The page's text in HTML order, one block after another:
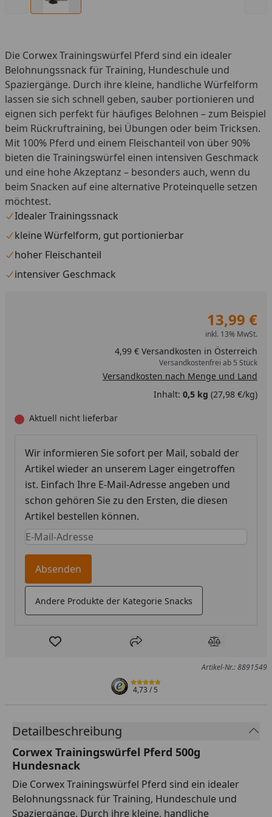
Die Corwex Trainingswürfel Pferd sind ein idealer
Belohnungssnack für Training, Hundeschule und
Spaziergänge. Durch ihre kleine, handliche Würfelform
lassen sie sich schnell geben, sauber portionieren und
eignen sich perfekt für häufiges Belohnen – zum Beispiel
beim Rückruftraining, bei Übungen oder beim Tricksen.
Mit 100% Pferd und einem Fleischanteil von über 90%
bieten die Trainingswürfel einen intensiven Geschmack
und eine hohe Akzeptanz – besonders auch, wenn du
beim Snacken auf eine alternative Proteinquelle setzen
möchtest.
Idealer Trainingssnack
kleine Würfelform, gut portionierbar
hoher Fleischanteil
intensiver Geschmack
13,99 €
inkl. 13% MwSt.
4,99 € Versandkosten in Österreich
Versandkostenfrei ab 5 Stück
Versandkosten nach Menge und Land
Inhalt: 0,5 kg (27,98 €/kg)
Aktuell nicht lieferbar
Wir informieren Sie sofort per Mail, sobald der
Artikel wieder an unserem Lager eingetroffen
ist. Einfach Ihre E-Mail-Adresse angeben und
schon gehören Sie zu den Ersten, die diesen
Artikel bestellen können.
Keine Eingabe erforderlich
Eingabe erforderlich
Absenden
Andere Produkte der Kategorie Snacks
Produkt zur Wunschliste hinzufügen
Teilen Produkt
Artikel-Nr.: 8891549
4,73/ 5
Detailbeschreibung
Corwex Trainingswürfel Pferd 500g
Hundesnack
Die Corwex Trainingswürfel Pferd sind ein idealer
Belohnungssnack für Training, Hundeschule und
Spaziergänge. Durch ihre kleine, handliche